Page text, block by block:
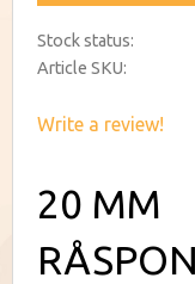
Stock status
Article SKU
Write a review!
20 MM